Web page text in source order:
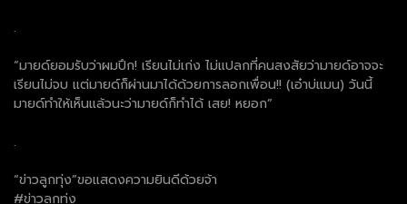
.
“มายด์ยอมรับว่าผมปึก! เรียนไม่เก่ง ไม่แปลกที่คนสงสัยว่ามายด์อาจจะ
เรียนไม่จบ แต่มายด์ก็ผ่านมาได้ด้วยการลอกเพื่อน!! (เอ๋าบ่แมน) วันนี้
มายด์ทำให้เห็นแล้วนะว่ามายด์ก็ทำได้ เสย! หยอก”
.
“ข่าวลูกทุ่ง”ขอแสดงความยินดีด้วยจ้า
#ข่าวลูกทุ่ง